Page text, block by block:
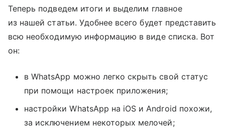
Теперь подведем итоги и выделим главное
из нашей статьи. Удобнее всего будет представить
всю необходимую информацию в виде списка. Вот
он:
в WhatsApp можно легко скрыть свой статус
при помощи настроек приложения;
настройки WhatsApp на iOS и Android похожи,
за исключением некоторых мелочей;